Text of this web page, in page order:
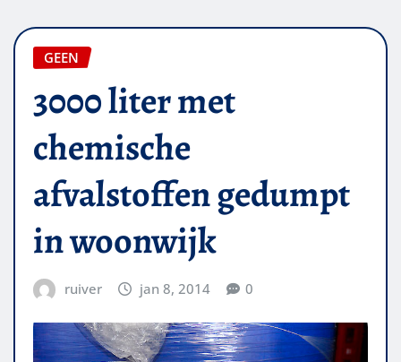
GEEN
3000 liter met
chemische
afvalstoffen gedumpt
in woonwijk
ruiver jan 8, 2014 0